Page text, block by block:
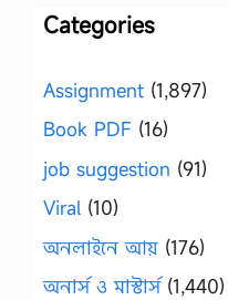
Categories
Assignment (1,897)
Book PDF (16)
job suggestion (91)
Viral (10)
অনলাইনে আয় (176)
অনার্স ও মাস্টার্স(1,440)